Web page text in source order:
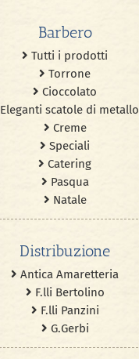
Barbero
Tutti i prodotti
Torrone
Cioccolato
Eleganti scatole di metallo
Creme
Speciali
Catering
Pasqua
Natale
Distribuzione
Antica Amaretteria
F.lli Bertolino
F.lli Panzini
G.Gerbi